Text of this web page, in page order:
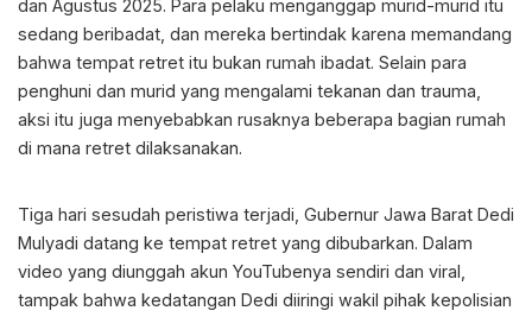
dan Agustus 2025. Para pelaku menganggap murid-murid itu
sedang beribadat, dan mereka bertindak karena memandang
bahwa tempat retret itu bukan rumah ibadat. Selain para
penghuni dan murid yang mengalami tekanan dan trauma,
aksi itu juga menyebabkan rusaknya beberapa bagian rumah
di mana retret dilaksanakan.
Tiga hari sesudah peristiwa terjadi, Gubernur Jawa Barat Dedi
Mulyadi datang ke tempat retret yang dibubarkan. Dalam
video yang diunggah akun YouTubenya sendiri dan viral,
tampak bahwa kedatangan Dedi diiringi wakil pihak kepolisian